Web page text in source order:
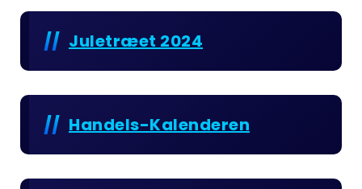
Juletræet 2024
Handels-Kalenderen